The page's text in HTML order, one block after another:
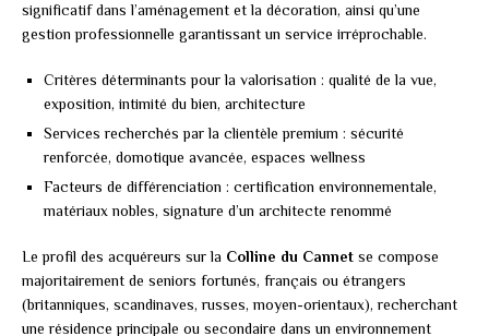
significatif dans l’aménagement et la décoration, ainsi qu’une
gestion professionnelle garantissant un service irréprochable.
Critères déterminants pour la valorisation : qualité de la vue,
exposition, intimité du bien, architecture
Services recherchés par la clientèle premium : sécurité
renforcée, domotique avancée, espaces wellness
Facteurs de différenciation : certification environnementale,
matériaux nobles, signature d’un architecte renommé
Le profil des acquéreurs sur la Colline du Cannet se compose
majoritairement de seniors fortunés, français ou étrangers
(britanniques, scandinaves, russes, moyen-orientaux), recherchant
une résidence principale ou secondaire dans un environnement